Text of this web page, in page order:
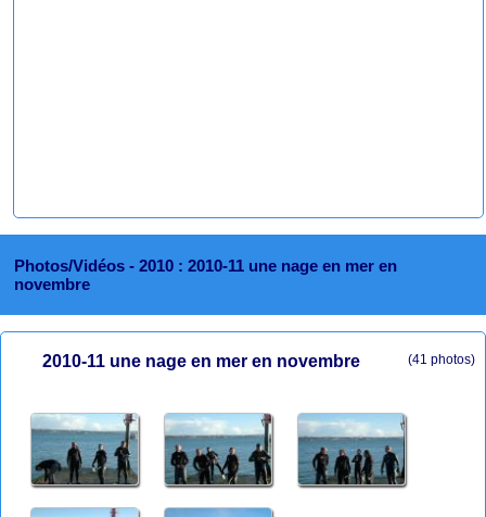
Photos/Vidéos - 2010 : 2010-11 une nage en mer en
novembre
2010-11 une nage en mer en novembre (41 photos)